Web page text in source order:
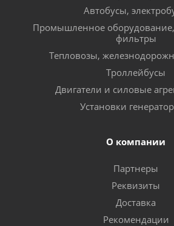
Автобусы,
Промышленное
фильтры
Тепловозы,
Троллейбусы
Двигатели и силовые
Установки
О компании
Партнеры
Реквизиты
Доставка
Рекомендации